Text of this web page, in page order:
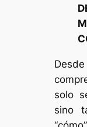
solo
sino